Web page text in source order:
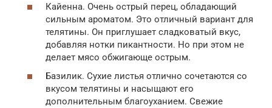
Кайенна. Очень острый перец, обладающий
сильным ароматом. Это отличный вариант для
телятины. Он приглушает сладковатый вкус,
добавляя нотки пикантности. Но при этом не
делает мясо обжигающе острым.
Базилик. Сухие листья отлично сочетаются со
вкусом телятины и насыщают его
дополнительным благоуханием. Свежие